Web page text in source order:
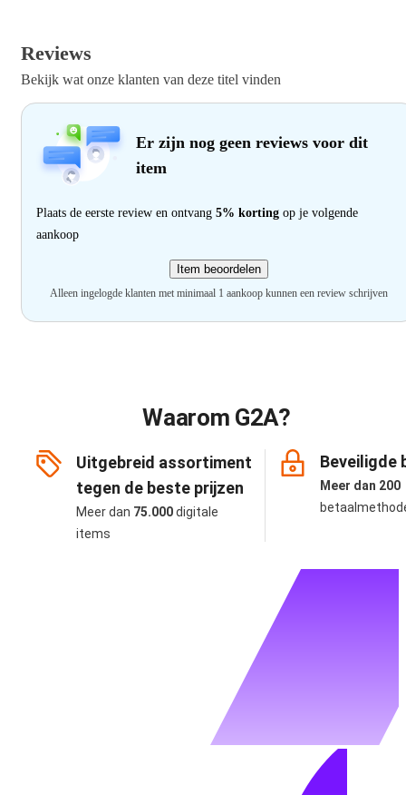
Reviews
Bekijk wat onze klanten van deze titel vinden
Er zijn nog geen reviews voor dit
item
Plaats de eerste review en ontvang 5% korting op je volgende
aankoop
Item beoordelen
Alleen ingelogde klanten met minimaal 1 aankoop kunnen een review schrijven
Waarom G2A?
Uitgebreid assortiment
tegen de beste prijzen
Meer dan 75.000digitale
items
Beveiligde
Meer dan 200